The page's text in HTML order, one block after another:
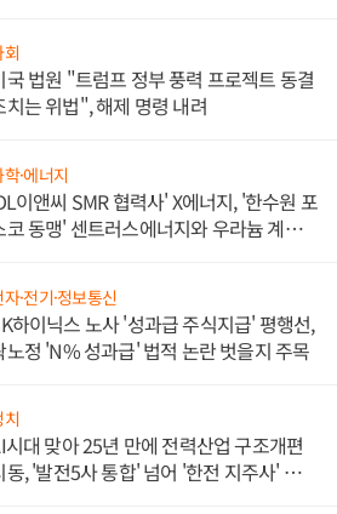
국 법원 "트럼프 정부 풍력 프로젝트 동결
치는 위법", 해제 명령 내려
·에너지
이앤씨 SMR 협력사' X에너지, '한수원 포
코 동맹' 센트러스에너지와 우라늄 계약
자·전기·정보통신
하이닉스 노사 '성과급 주식지급' 평행선,
노정 'N% 성과급' 법적 논란 벗을지 주목
치
시대 맞아 25년 만에 전력산업 구조개편
동, '발전5사 통합' 넘어 '한전 지주사' 재편